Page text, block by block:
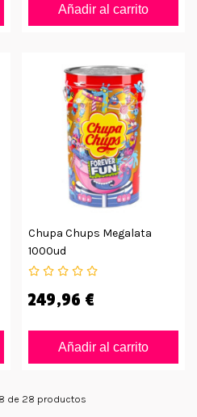
Añadir al carrito
Chupa Chups Megalata
1000ud
249,96 €
Añadir al carrito
de 28 productos